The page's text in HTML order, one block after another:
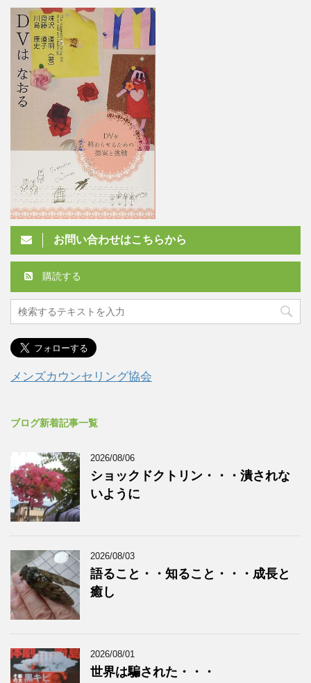
お問い合わせはこちらから
購読する
メンズカウンセリング協会
ブログ新着記事一覧
2026/08/06
ショックドクトリン・・・潰されな
いように
2026/08/03
語ること・・知ること・・・成長と
癒し
2026/08/01
世界は騙された・・・